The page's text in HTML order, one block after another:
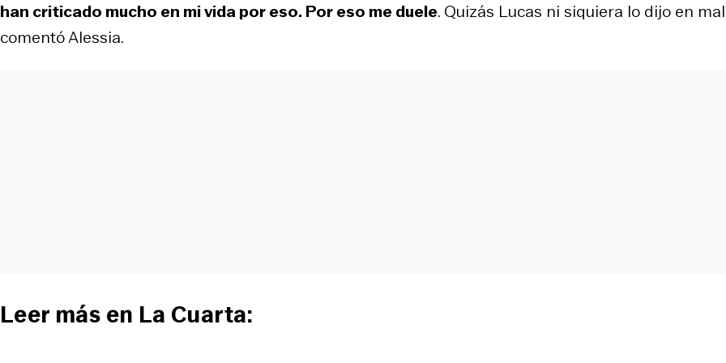
han criticado mucho en mi vida por eso. Por eso me duele. Quizás Lucas ni siquiera lo dijo en
comentó Alessia.
Leer más en La Cuarta: